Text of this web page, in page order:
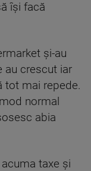
își facă
și-au
au crescut iar
tot mai repede.
normal
abia
taxe și